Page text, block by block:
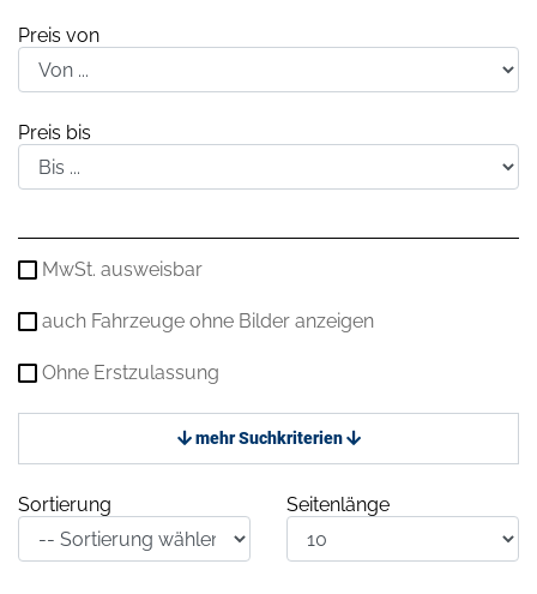
Preis von
Preis bis
MwSt. ausweisbar
auch Fahrzeuge ohne Bilder anzeigen
Ohne Erstzulassung
mehr Suchkriterien
Sortierung Seitenlänge